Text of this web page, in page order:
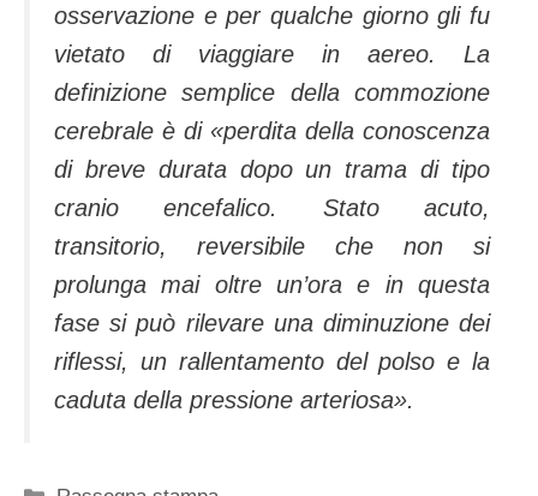
osservazione e per qualche giorno gli fu
vietato di viaggiare in aereo. La
definizione semplice della commozione
cerebrale è di «perdita della conoscenza
di breve durata dopo un trama di tipo
cranio encefalico. Stato acuto,
transitorio, reversibile che non si
prolunga mai oltre un’ora e in questa
fase si può rilevare una diminuzione dei
riflessi, un rallentamento del polso e la
caduta della pressione arteriosa».